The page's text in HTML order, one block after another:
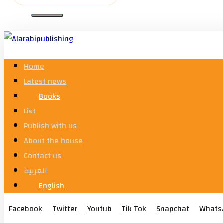
Home
Latest news
Books
List
Publish with us
About the house
Contact us
العربية
English
Facebook
Twitter Youtub Tik Tok Snapchat